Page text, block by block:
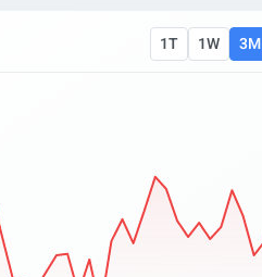
1T 1W 3M
from 54.06 to 59.56.